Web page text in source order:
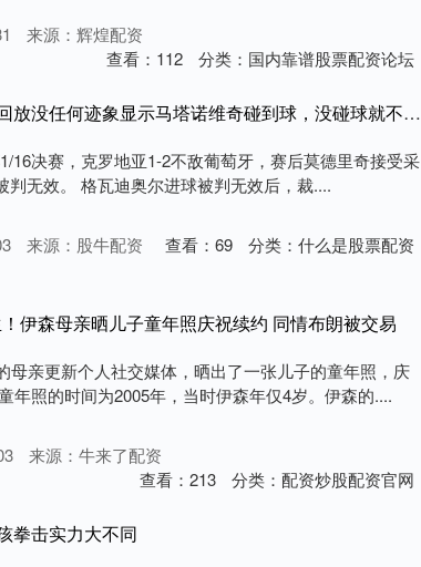
来源：辉煌配资
查看： 112 分类： 国内靠谱股票配资论坛
深圳股票配资论坛 莫德里奇：回放没任何迹象显示马塔诺维奇碰到球，没碰球就不越位
16决赛，克罗地亚1-2不敌葡萄牙，赛后莫德里奇接受采
无效。 格瓦迪奥尔进球被判无效后，裁....
来源：股牛配资 查看： 69 分类： 什么是股票配资
伊森母亲晒儿子童年照庆祝续约 同情布朗被交易
母亲更新个人社交媒体，晒出了一张儿子的童年照，庆
年照的时间为2005年，当时伊森年仅4岁。伊森的....
来源：牛来了配资
查看： 213 分类： 配资炒股配资官网
拳击实力大不同